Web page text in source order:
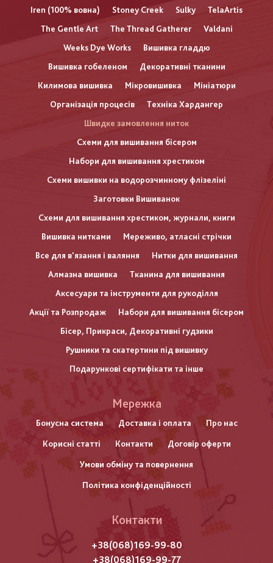
Iren (100% вовна)
Stoney Creek Sulky
TelaArtis
The Gentle Art
The Thread Gatherer
Valdani
Weeks Dye Works
Вишивка гладдю
Вишивка гобеленом
Декоративні тканини
Килимова вишивка
Мікровишивка
Мініатюри
Організація процесів
Техніка Хардангер
Швидке замовлення ниток
Схеми для вишивання бісером
Набори для вишивання хрестиком
Схеми вишивки на водорозчинному флізеліні
Заготовки Вишиванок
Схеми для вишивання хрестиком, журнали, книги
Вишивка нитками
Мереживо, атласні стрічки
Все для в'язання і валяння
Нитки для вишивання
Алмазна вишивка
Тканина для вишивання
Аксесуари та інструменти для рукоділля
Акції та Розпродаж
Набори для вишивання бісером
Бісер, Прикраси, Декоративні гудзики
Рушники та скатертини під вишивку
Подарункові сертифікати та інше
нижнього
колонтитулу
Мережка
Бонусна система Доставка і оплата Про нас
Корисні статті Контакти Договір оферти
Умови обміну та повернення
Політика конфіденційності
Контакти
+38(068)169-99-80
+38(068)169-99-77